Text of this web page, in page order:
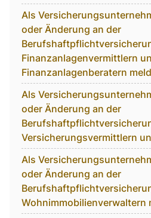
Als
oder Änderung an der
Finanzanlagenvermittlern
Finanzanlagenberatern
Als
oder Änderung an der
Versicherungsvermittlern
Als
oder Änderung an der
Wohnimmobilienverwaltern